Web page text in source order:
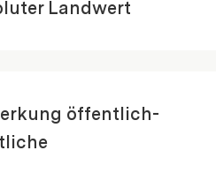
Landwert
öffentlich-